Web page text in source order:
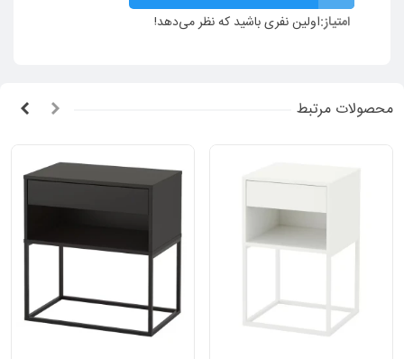
امتیاز:اولین نفری باشید که نظر می‌دهد!
محصولات مرتبط